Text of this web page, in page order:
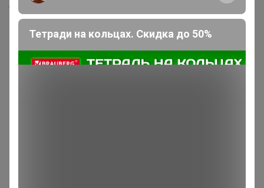
Скопировать ссылку
Медали 5
Тетради на кольцах. Скидка до 50%